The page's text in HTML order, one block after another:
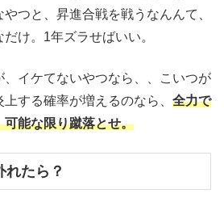
やつと、昇進合戦を戦うなんんて、
け。1年ズラせばいい。
、イケてないやつなら、、こいつが
する確率が増えるのなら、 全力で
能な限り蹴落とせ。
れたら？